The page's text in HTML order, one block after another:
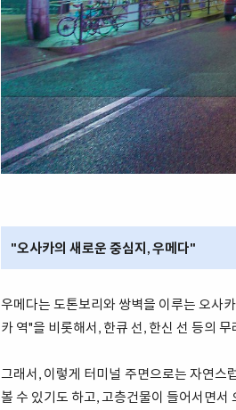
"오사카의 새로운 중심지, 우메다"
우메다는 도톤보리와 쌍벽을 이루는 오사
카 역"을 비롯해서, 한큐 선, 한신 선 등의
그래서, 이렇게 터미널 주면으로는 자연스
볼 수 있기도 하고, 고층건물이 들어서면